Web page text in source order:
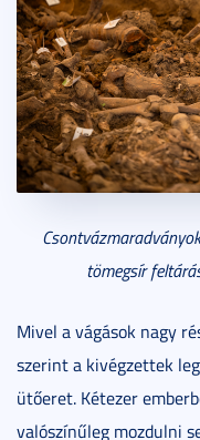
tömegsír
Mivel a vágások nagy
szerint a kivégzettek
ütőeret. Kétezer
valószínűleg mozdulni